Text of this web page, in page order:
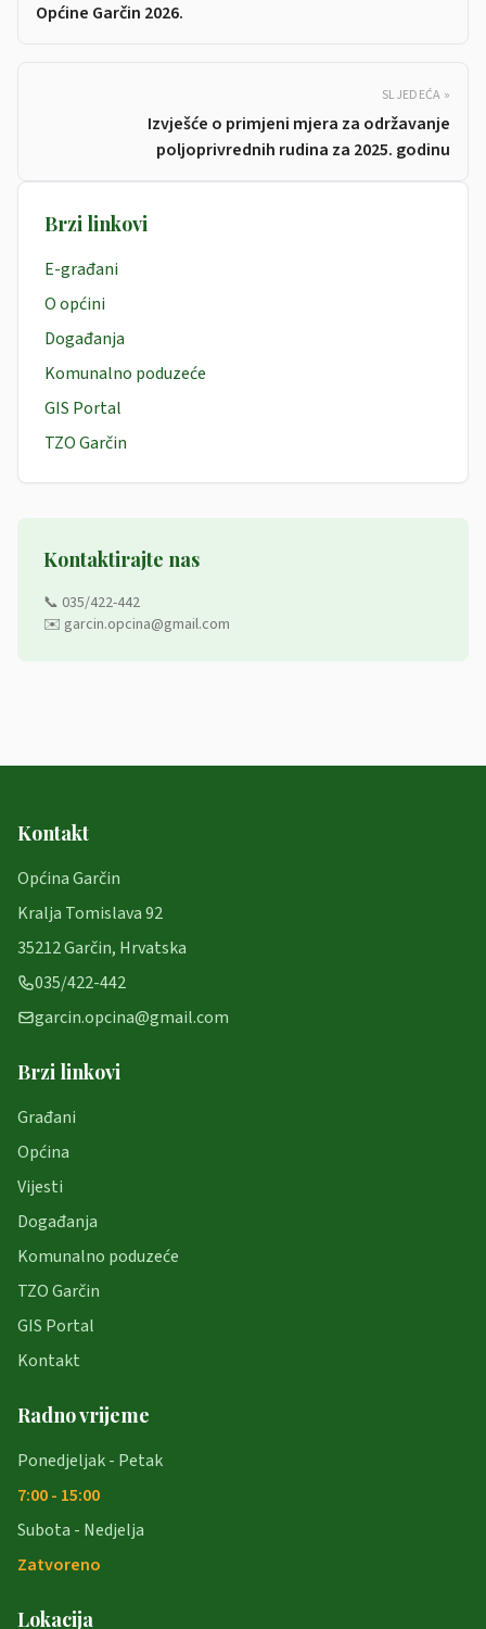
Općine Garčin 2026.
SLJEDEĆA »
Izvješće o primjeni mjera za održavanje
poljoprivrednih rudina za 2025. godinu
Brzi linkovi
E-građani
O općini
Događanja
Komunalno poduzeće
GIS Portal
TZO Garčin
Kontaktirajte nas
📞 035/422-442
✉️ garcin.opcina@gmail.com
Kontakt
Općina Garčin
Kralja Tomislava 92
35212 Garčin, Hrvatska
035/422-442
garcin.opcina@gmail.com
Brzi linkovi
Građani
Općina
Vijesti
Događanja
Komunalno poduzeće
TZO Garčin
GIS Portal
Kontakt
Radno vrijeme
Ponedjeljak - Petak
7:00 - 15:00
Subota - Nedjelja
Zatvoreno
Lokacija